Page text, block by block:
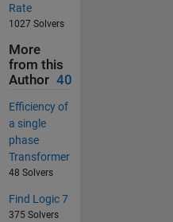
Rate
1027 Solvers
More
from this
Author 40
Efficiency of
a single
phase
Transformer
48 Solvers
Find Logic 7
375 Solvers